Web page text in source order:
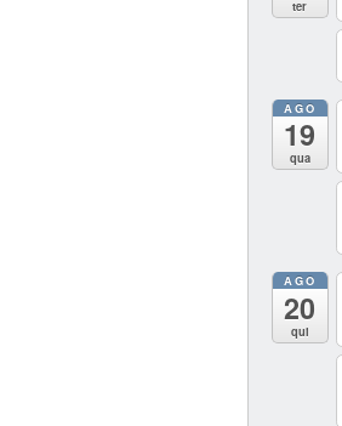
ter
AGO
19
qua
AGO
20
qui